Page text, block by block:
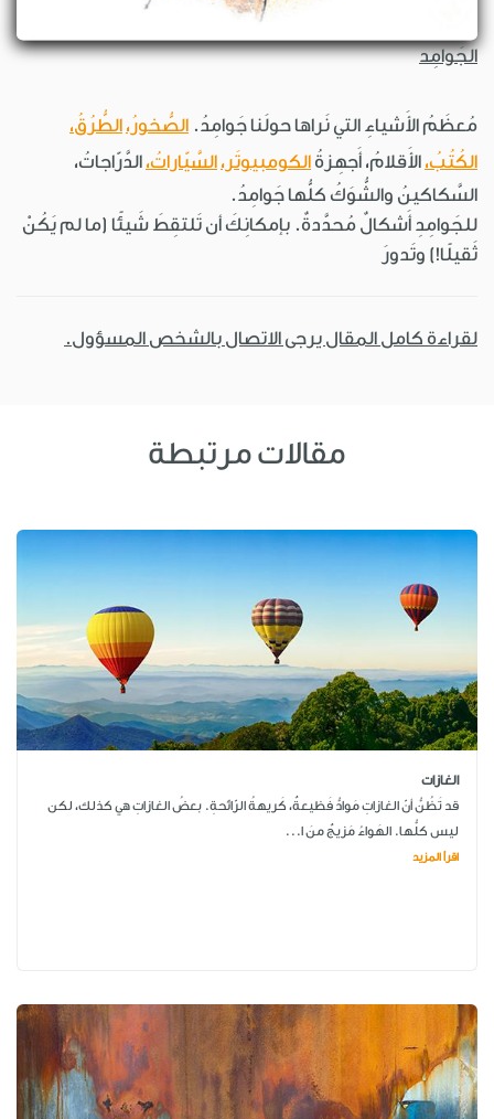
الجَوامِد
مُعظَمُ الأَشياءِ التي نَراها حولَنا جَوامِدُ. الصُّخورُ، الطُّرُقُ،
الكُتُبُ، الأَقلامُ، أَجهِزةُ الكومبيوتَر، السَّيّاراتُ، الدَّرّاجاتُ،
السَّكاكينُ والشُّوَكُ كلُّها جَوامِدُ.
للجَوامِدِ أَشكالٌ مُحدَّدةٌ. بإمكانِكَ أن تَلتقِطَ شَيئًا (ما لم يَكُنْ
ثَقيلًا!) وتَدورَ
لقراءة كامل المقال يرجى الاتصال بالشخص المسؤول.
مقالات مرتبطة
الغازات
قد تَظُنُّ أنّ الغازاتِ مَوادُّ فَظيعةٌ، كَريهةُ الرّائحةِ. بعضُ الغازاتِ هي كذلك، لكن
ليس كلُّها. الهَواءُ مَزيجٌ منَ ا...
اقرأ المزيد